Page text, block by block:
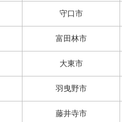
守口市
富田林市
大東市
羽曳野市
藤井寺市